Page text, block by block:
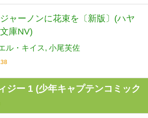
ャーノンに花束を〔新版〕(ハヤ
庫NV)
ル・キイス 小尾芙佐
ジー 1 (少年キャプテンコミック